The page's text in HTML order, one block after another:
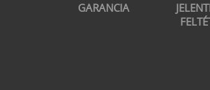
GARANCIA